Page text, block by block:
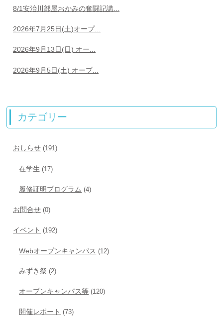
8/1安治川部屋おかみの奮闘記講...
2026年7月25日(土)オープ...
2026年9月13日(日) オー...
2026年9月5日(土) オープ...
カテゴリー
おしらせ (191)
在学生 (17)
履修証明プログラム (4)
お問合せ (0)
イベント (192)
Webオープンキャンパス (12)
みずき祭 (2)
オープンキャンパス等 (120)
開催レポート (73)